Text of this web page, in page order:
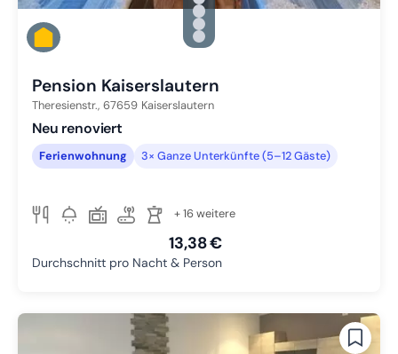
Zu Slide 2 wechseln
Zu Slide 3 wechseln
Zu Slide 4 wechseln
Zu Slide 5 wechseln
Pension Kaiserslautern
Theresienstr., 67659 Kaiserslautern
Neu renoviert
Ferienwohnung 3× Ganze Unterkünfte (5–12 Gäste)
+ 16 weitere
13,38 €
Durchschnitt pro Nacht & Person